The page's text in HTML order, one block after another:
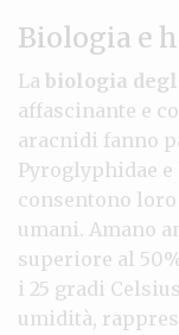
Biologia e
La biologia
affascinante e
aracnidi fanno
Pyroglyphidae
consentono
umani. Amano
superiore al
i 25 gradi
umidità,